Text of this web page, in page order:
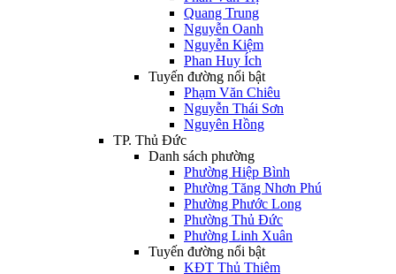
Quang Trung
Nguyễn Oanh
Nguyễn Kiệm
Phan Huy Ích
Tuyến đường nổi bật
Phạm Văn Chiêu
Nguyễn Thái Sơn
Nguyên Hồng
TP. Thủ Đức
Danh sách phường
Phường Hiệp Bình
Phường Tăng Nhơn Phú
Phường Phước Long
Phường Thủ Đức
Phường Linh Xuân
Tuyến đường nổi bật
KĐT Thủ Thiêm